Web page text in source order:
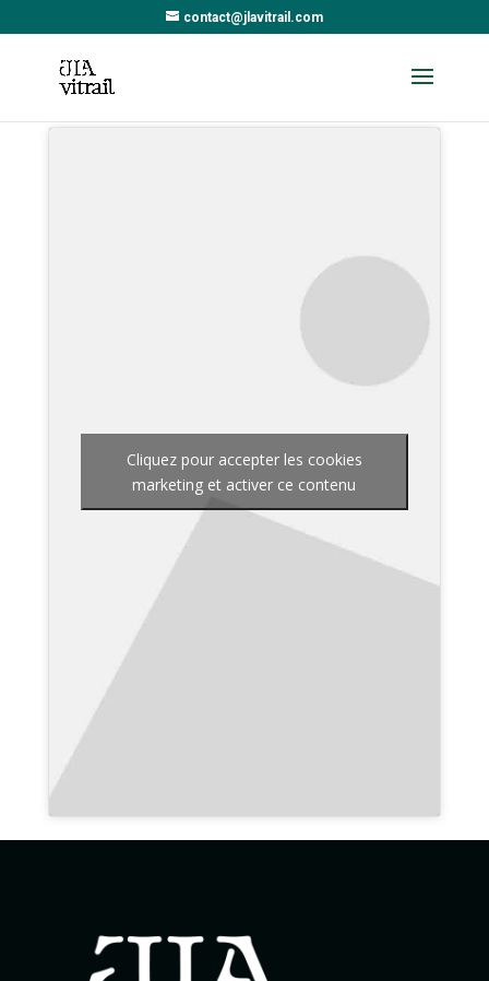
contact@jlavitrail.com
Cliquez pour accepter les cookies
marketing et activer ce contenu